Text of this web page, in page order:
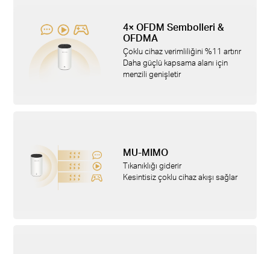
4× OFDM Sembolleri &
OFDMA
Çoklu cihaz verimliliğini %11 artırır
Daha güçlü kapsama alanı için
menzili genişletir
MU-MIMO
Tıkanıklığı giderir
Kesintisiz çoklu cihaz akışı sağlar